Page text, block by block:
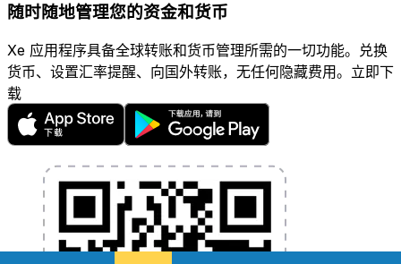
随时随地管理您的资金和货币
Xe 应用程序具备全球转账和货币管理所需的一切功能。兑换
货币、设置汇率提醒、向国外转账，无任何隐藏费用。立即下
载